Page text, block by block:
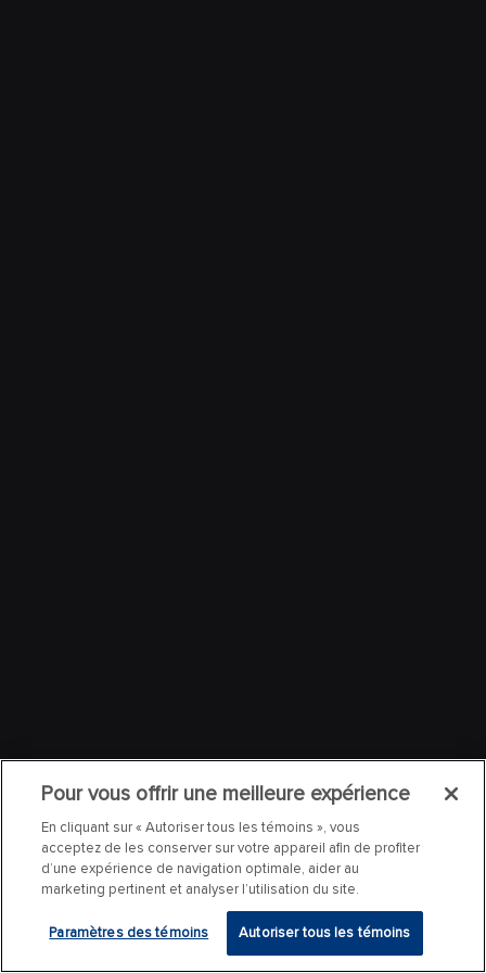
Pour vous offrir une meilleure expérience
En cliquant sur « Autoriser tous les témoins », vous
acceptez de les conserver sur votre appareil afin de profiter
d’une expérience de navigation optimale, aider au
marketing pertinent et analyser l’utilisation du site.
Paramètres des témoins Autoriser tous les témoins